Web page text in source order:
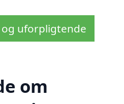
uforpligtende
om